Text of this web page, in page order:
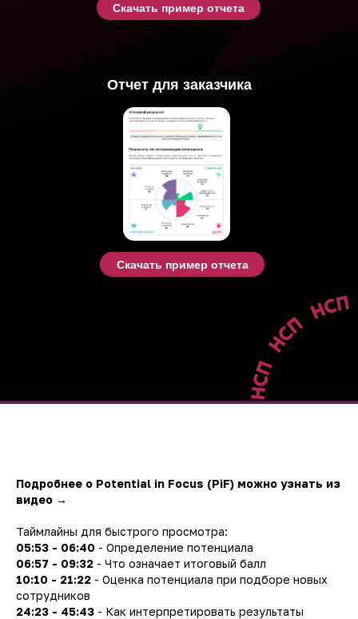
Отчет для заказчика
Скачать пример отчета
Скачать пример отчета
Подробнее о Potential in Focus (PiF) можно узнать из
видео →
Таймлайны для быстрого просмотра:
05:53 - 06:40 - Определение потенциала
06:57 - 09:32 - Что означает итоговый балл
10:10 - 21:22 - Оценка потенциала при подборе новых
сотрудников
24:23 - 45:43 - Как интерпретировать результаты